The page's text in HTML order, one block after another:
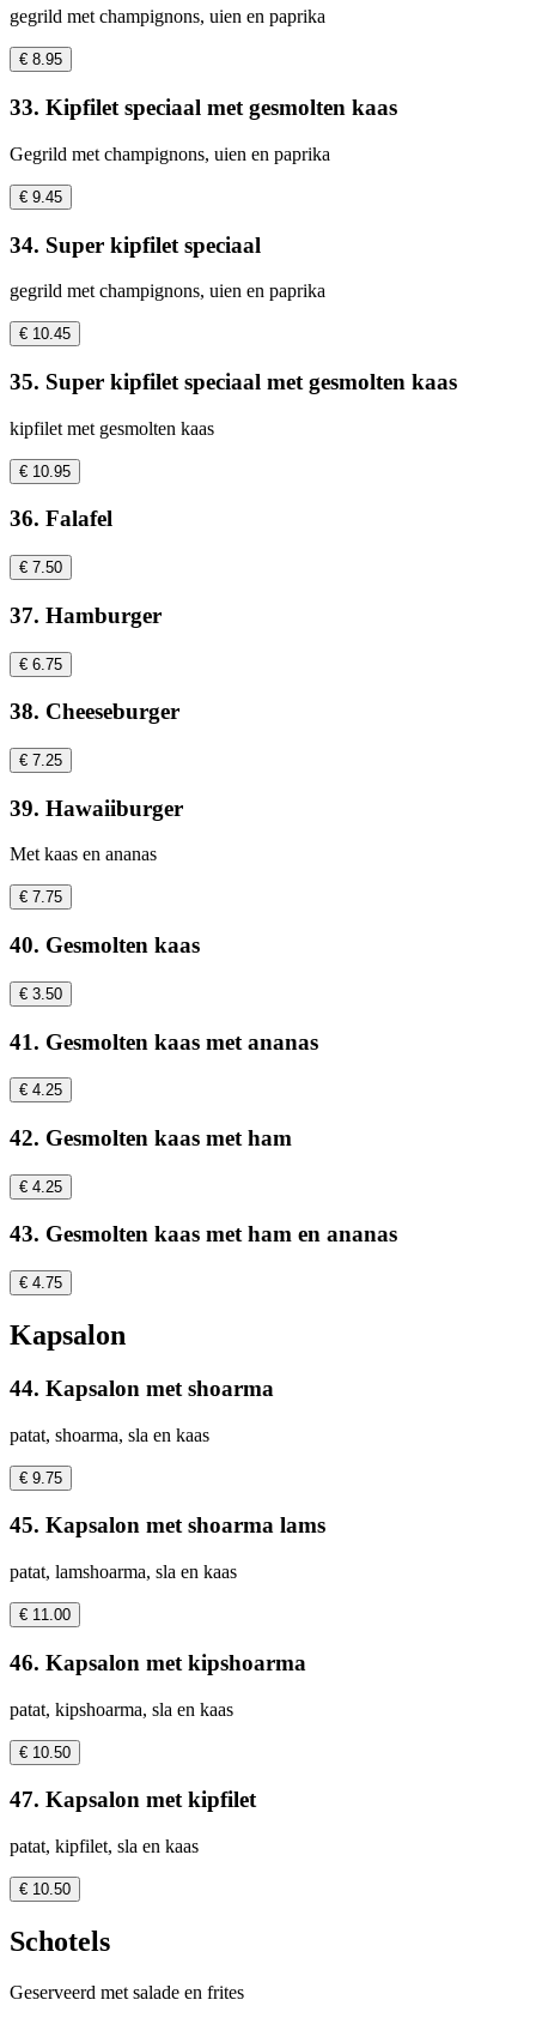
gegrild met champignons, uien en paprika
€ 8.95
33. Kipfilet speciaal met gesmolten kaas
Gegrild met champignons, uien en paprika
€ 9.45
34. Super kipfilet speciaal
gegrild met champignons, uien en paprika
€ 10.45
35. Super kipfilet speciaal met gesmolten kaas
kipfilet met gesmolten kaas
€ 10.95
36. Falafel
€ 7.50
37. Hamburger
€ 6.75
38. Cheeseburger
€ 7.25
39. Hawaiiburger
Met kaas en ananas
€ 7.75
40. Gesmolten kaas
€ 3.50
41. Gesmolten kaas met ananas
€ 4.25
42. Gesmolten kaas met ham
€ 4.25
43. Gesmolten kaas met ham en ananas
€ 4.75
Kapsalon
44. Kapsalon met shoarma
patat, shoarma, sla en kaas
€ 9.75
45. Kapsalon met shoarma lams
patat, lamshoarma, sla en kaas
€ 11.00
46. Kapsalon met kipshoarma
patat, kipshoarma, sla en kaas
€ 10.50
47. Kapsalon met kipfilet
patat, kipfilet, sla en kaas
€ 10.50
Schotels
Geserveerd met salade en frites